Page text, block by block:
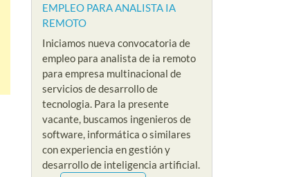
EMPLEO PARA ANALISTA IA
REMOTO
Iniciamos nueva convocatoria de
empleo para analista de ia remoto
para empresa multinacional de
servicios de desarrollo de
tecnologia. Para la presente
vacante, buscamos ingenieros de
software, informática o similares
con experiencia en gestión y
desarrollo de inteligencia artificial.